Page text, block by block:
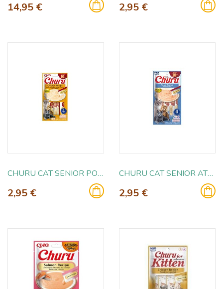
14,95 € 2,95 €
CHURU CAT SENIOR POLLO 4X14GR
2,95 €
CHURU CAT SENIOR ATUN 4X14GR
2,95 €